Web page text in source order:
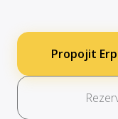
Propojit